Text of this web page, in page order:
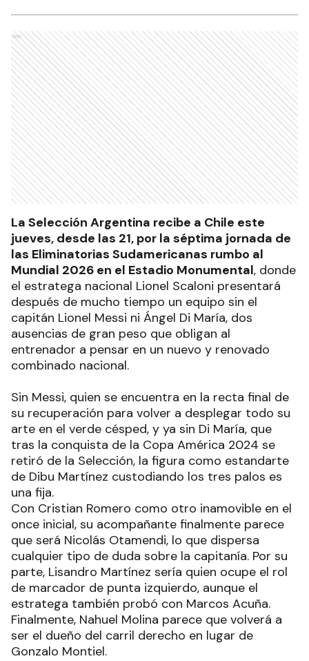
Ads
La Selección Argentina recibe a Chile este
jueves, desde las 21, por la séptima jornada de
las Eliminatorias Sudamericanas rumbo al
Mundial 2026 en el Estadio Monumental, donde
el estratega nacional Lionel Scaloni presentará
después de mucho tiempo un equipo sin el
capitán Lionel Messi ni Ángel Di María, dos
ausencias de gran peso que obligan al
entrenador a pensar en un nuevo y renovado
combinado nacional.
Sin Messi, quien se encuentra en la recta final de
su recuperación para volver a desplegar todo su
arte en el verde césped, y ya sin Di María, que
tras la conquista de la Copa América 2024 se
retiró de la Selección, la figura como estandarte
de Dibu Martínez custodiando los tres palos es
una fija.
Con Cristian Romero como otro inamovible en el
once inicial, su acompañante finalmente parece
que será Nicolás Otamendi, lo que dispersa
cualquier tipo de duda sobre la capitanía. Por su
parte, Lisandro Martínez sería quien ocupe el rol
de marcador de punta izquierdo, aunque el
estratega también probó con Marcos Acuña.
Finalmente, Nahuel Molina parece que volverá a
ser el dueño del carril derecho en lugar de
Gonzalo Montiel.